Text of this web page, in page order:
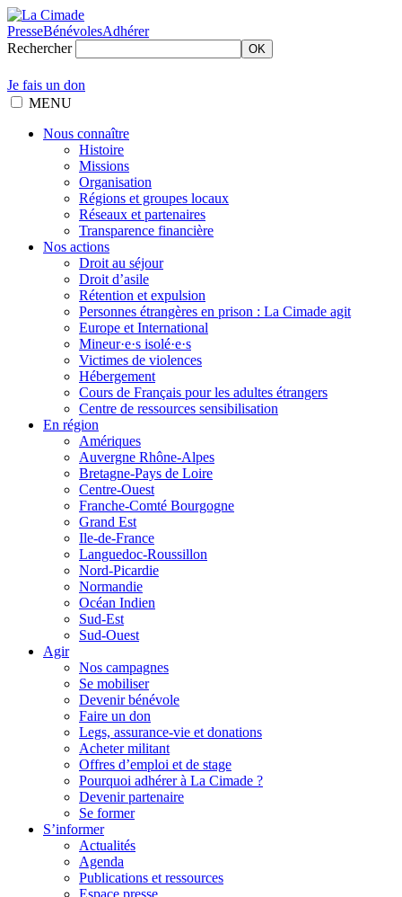
PresseBénévolesAdhérer
Rechercher
OK
Je fais un don
MENU
Nous connaître
Histoire
Missions
Organisation
Régions et groupes locaux
Réseaux et partenaires
Transparence financière
Nos actions
Droit au séjour
Droit d’asile
Rétention et expulsion
Personnes étrangères en prison : La Cimade agit
Europe et International
Mineur·e·s isolé·e·s
Victimes de violences
Hébergement
Cours de Français pour les adultes étrangers
Centre de ressources sensibilisation
En région
Amériques
Auvergne Rhône-Alpes
Bretagne-Pays de Loire
Centre-Ouest
Franche-Comté Bourgogne
Grand Est
Ile-de-France
Languedoc-Roussillon
Nord-Picardie
Normandie
Océan Indien
Sud-Est
Sud-Ouest
Agir
Nos campagnes
Se mobiliser
Devenir bénévole
Faire un don
Legs, assurance-vie et donations
Acheter militant
Offres d’emploi et de stage
Pourquoi adhérer à La Cimade ?
Devenir partenaire
Se former
S’informer
Actualités
Agenda
Publications et ressources
Espace presse